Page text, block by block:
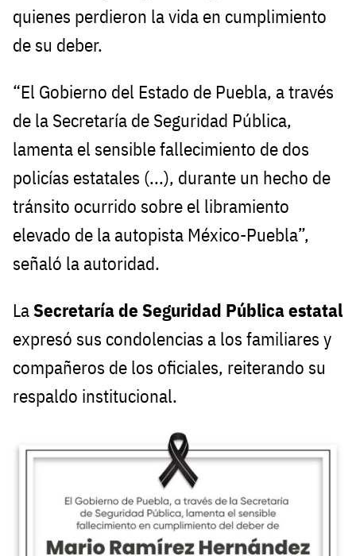
quienes perdieron la vida en cumplimiento
de su deber.
“El Gobierno del Estado de Puebla, a través
de la Secretaría de Seguridad Pública,
lamenta el sensible fallecimiento de dos
policías estatales (...), durante un hecho de
tránsito ocurrido sobre el libramiento
elevado de la autopista México-Puebla”,
señaló la autoridad.
LaSecretaría de Seguridad Pública estatal
expresó sus condolencias a los familiares y
compañeros de los oficiales, reiterando su
respaldo institucional.